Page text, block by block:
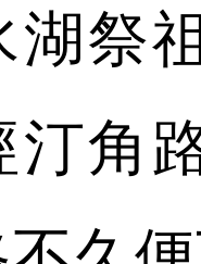
湖祭
汀角